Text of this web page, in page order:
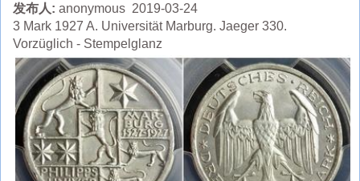
发布人: anonymous 2019-03-24
3 Mark 1927 A. Universität Marburg. Jaeger 330.
Vorzüglich - Stempelglanz